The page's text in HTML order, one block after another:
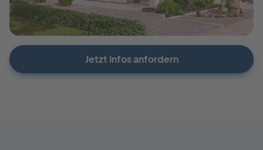
Jetzt Infos anfordern